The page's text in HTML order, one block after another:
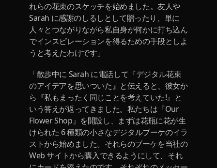
れらの花束のスケッチを始めました。友人や
Sarah に感謝のしるしとして贈ったり、単に
人々とつながりながら私自身が何かに打ち込ん
でインスピレーションを得るための手段としよ
うと考えたわけです」
「散歩中に Sarah に電話して『デジタル花束
のアイデアを思いついた』と伝えると、彼女か
ら『私もまったく同じことを考えていた!』と
いう答えが返ってきました。私たちは『Our
Flower Shop』を開設し、まずは花瓶に花が生
けられた 6 種類の小さなデジタルブーケのイラ
ストから始めました。それらのブーケを当社の
Web サイトから購入できるようにして、それ